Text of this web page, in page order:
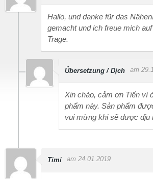
Hallo, und danke für das
gemacht und ich freue mich
Trage.
Übersetzung / Dịch am
Xin chào, cảm ơn Tiến vì
phẩm này. Sản phẩm
vui mừng khi sẽ được địu
Timi am 24.01.2019